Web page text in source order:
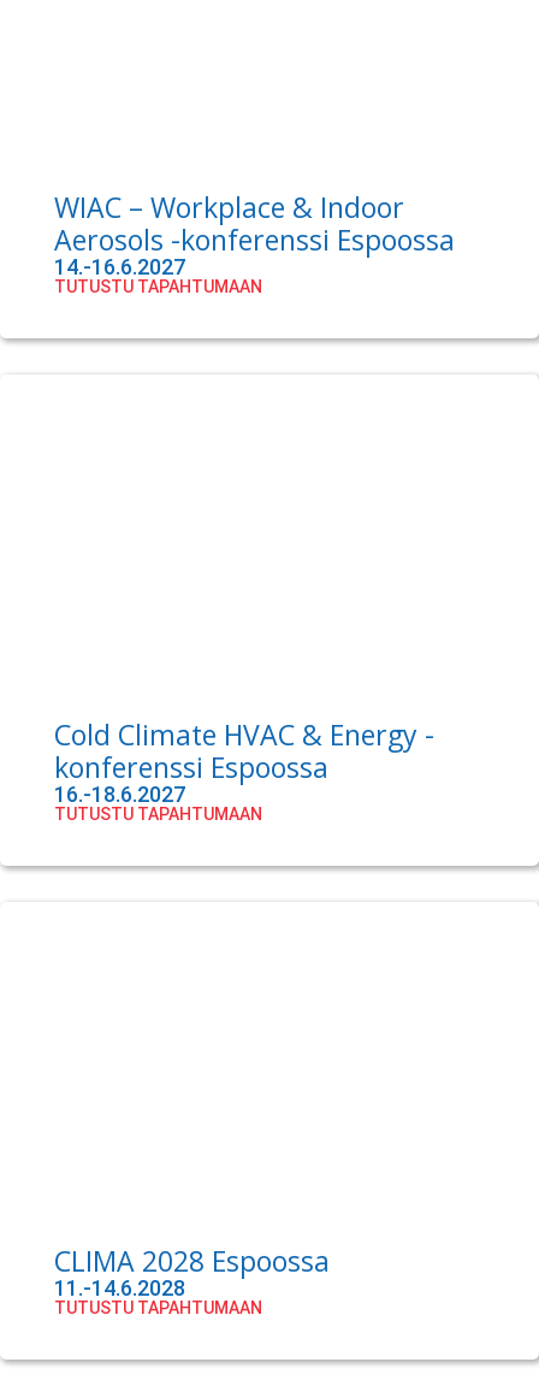
WIAC – Workplace & Indoor
Aerosols -konferenssi Espoossa
14.-16.6.2027
TUTUSTU TAPAHTUMAAN
Cold Climate HVAC & Energy -
konferenssi Espoossa
16.-18.6.2027
TUTUSTU TAPAHTUMAAN
CLIMA 2028 Espoossa
11.-14.6.2028
TUTUSTU TAPAHTUMAAN